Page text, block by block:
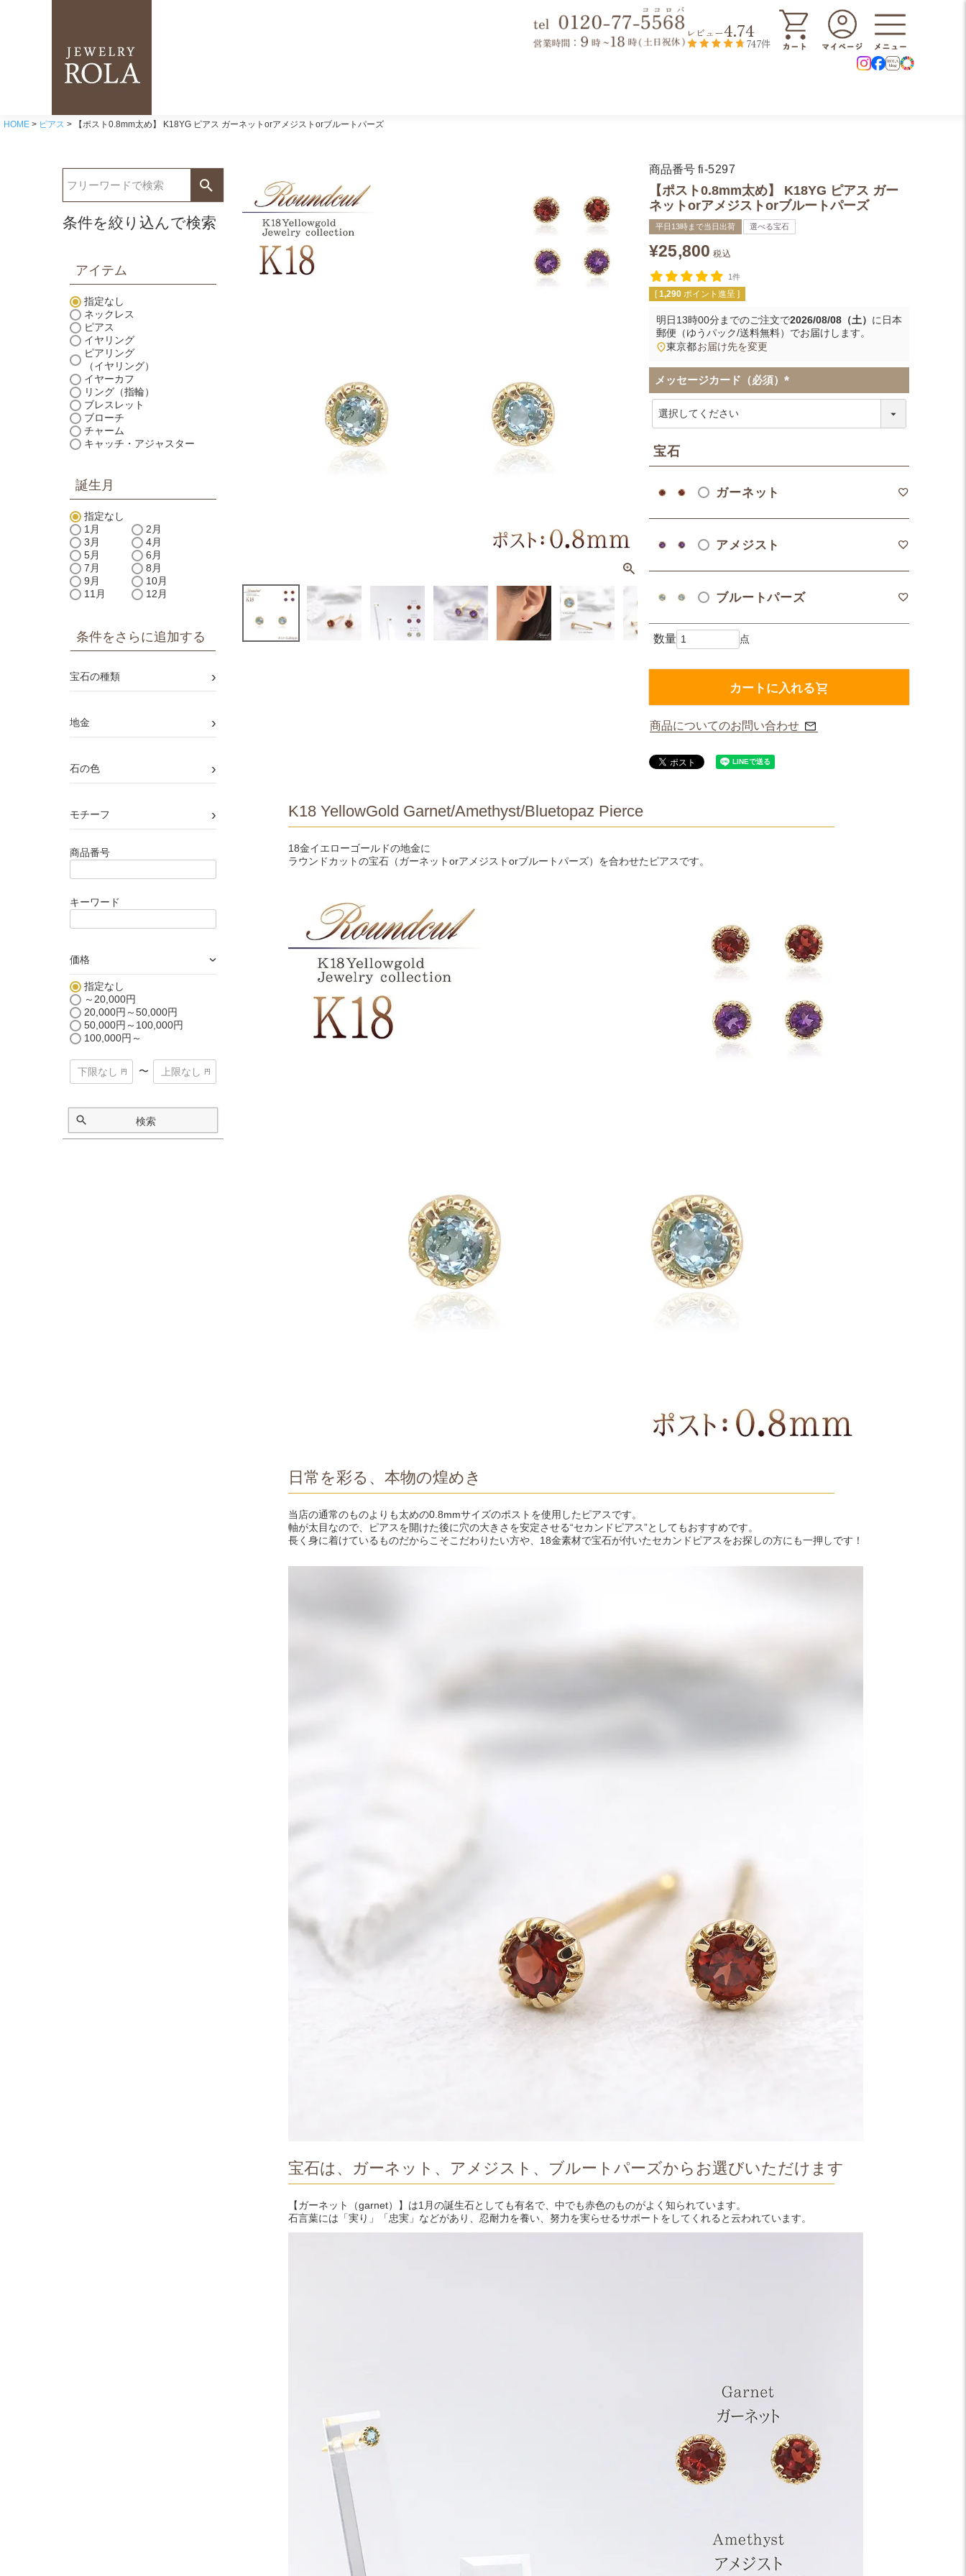
レビュー4.74
747件
HOME ピアス 【ポスト0.8mm太め】 K18YG ピアス ガーネットorアメジストorブルートパーズ
条件を絞り込んで検索
アイテム
指定なし
ネックレス
ピアス
イヤリング
ピアリング
（イヤリング）
イヤーカフ
リング（指輪）
ブレスレット
ブローチ
チャーム
キャッチ・アジャスター
誕生月
指定なし
1月
2月
3月
4月
5月
6月
7月
8月
9月
10月
11月
12月
条件をさらに追加する
宝石の種類 ›
地金 ›
石の色 ›
モチーフ ›
商品番号
キーワード
価格 ›
指定なし
～20,000円
20,000円～50,000円
50,000円～100,000円
100,000円～
〜
検索
商品番号 fi-5297
【ポスト0.8mm太め】 K18YG ピアス ガー
ネットorアメジストorブルートパーズ
平日13時まで当日出荷 選べる宝石
¥25,800 税込
1件
[ 1,290 ポイント進呈 ]
明日13時00分までのご注文で2026/08/08（土） に 日本
郵便（ゆうパック/送料無料） でお届けします。
東京都お届け先を変更
メッセージカード（必須）
(
宝石
ガーネット
アメジスト
ブルートパーズ
カートに入れる
商品についてのお問い合わせ
K18 YellowGold Garnet/Amethyst/Bluetopaz Pierce
18金イエローゴールドの地金に
ラウンドカットの宝石（ガーネットorアメジストorブルートパーズ）を合わせたピアスです。
日常を彩る、本物の煌めき
当店の通常のものよりも太めの0.8mmサイズのポストを使用したピアスです。
軸が太目なので、ピアスを開けた後に穴の大きさを安定させる“セカンドピアス”としてもおすすめです。
長く身に着けているものだからこそこだわりたい方や、18金素材で宝石が付いたセカンドピアスをお探しの方にも一押しです！
宝石は、ガーネット、アメジスト、ブルートパーズからお選びいただけます
【ガーネット（garnet）】は1月の誕生石としても有名で、中でも赤色のものがよく知られています。
石言葉には「実り」「忠実」などがあり、忍耐力を養い、努力を実らせるサポートをしてくれると云われています。